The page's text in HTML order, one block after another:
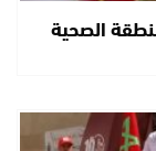
الصحية